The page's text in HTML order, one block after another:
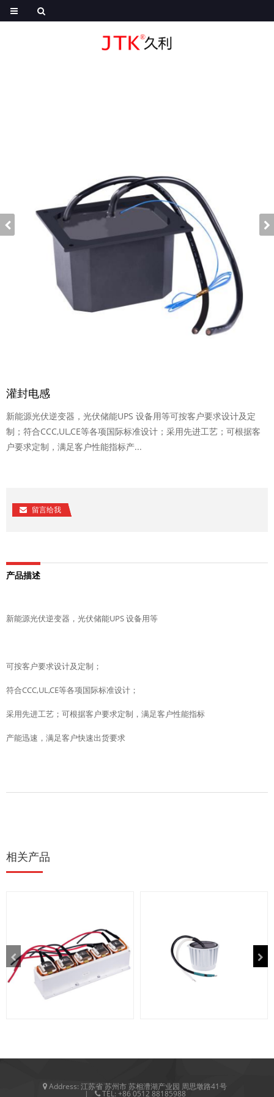
灌封电感
新能源光伏逆变器，光伏储能UPS 设备用等可按客户要求设计及定
制；符合CCC,UL,CE等各项国际标准设计；采用先进工艺；可根据客
户要求定制，满足客户性能指标产...
留言给我
产品描述
新能源光伏逆变器，光伏储能UPS 设备用等
可按客户要求设计及定制；
符合CCC,UL,CE等各项国际标准设计；
采用先进工艺；可根据客户要求定制，满足客户性能指标
产能迅速，满足客户快速出货要求
相关产品
Address: 江苏省 苏州市 苏相漕湖产业园 周思墩路41号
TEL: +86 0512 88185988